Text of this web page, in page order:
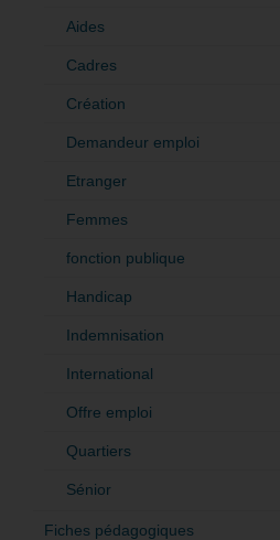
Aides
Cadres
Création
Demandeur emploi
Etranger
Femmes
fonction publique
Handicap
Indemnisation
International
Offre emploi
Quartiers
Sénior
Fiches pédagogiques